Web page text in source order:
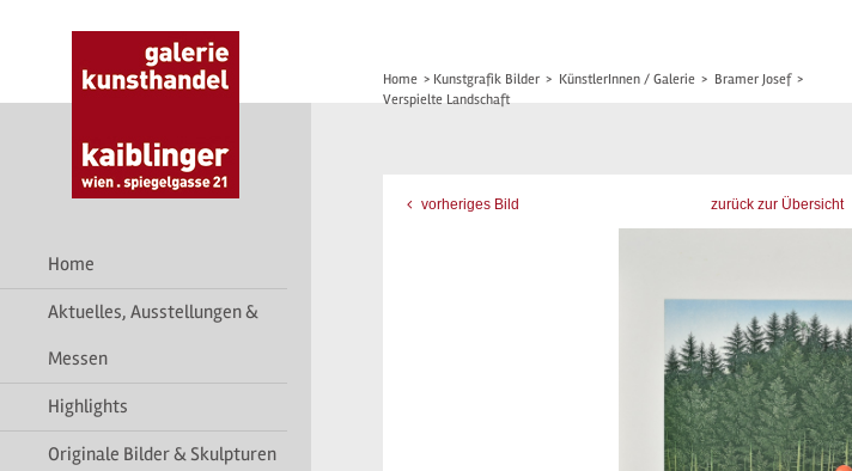
Home
Aktuelles, Ausstellungen &
Messen
Highlights
Originale Bilder & Skulpturen
Home > Kunstgrafik Bilder > KünstlerInnen / Galerie > Bramer Josef >
Verspielte Landschaft
vorheriges Bild zurück zur Übersicht